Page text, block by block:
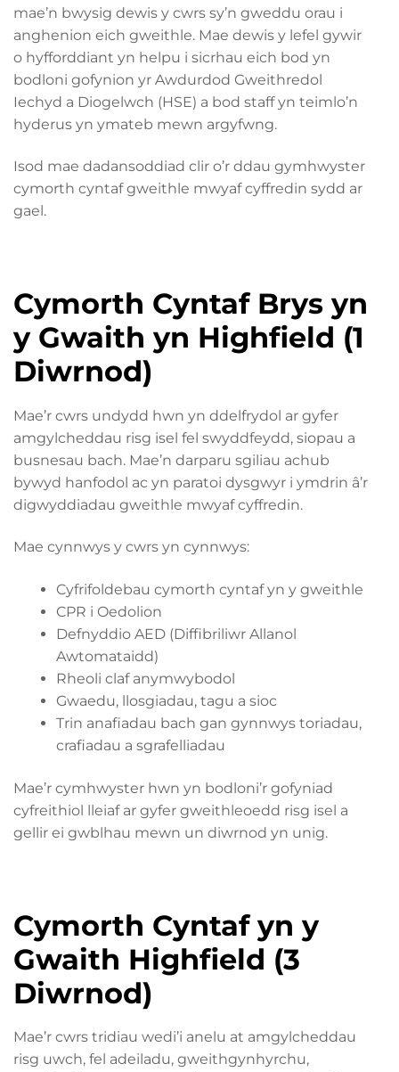
mae’n bwysig dewis y cwrs sy’n gweddu orau i
anghenion eich gweithle. Mae dewis y lefel gywir
o hyfforddiant yn helpu i sicrhau eich bod yn
bodloni gofynion yr Awdurdod Gweithredol
Iechyd a Diogelwch (HSE) a bod staff yn teimlo’n
hyderus yn ymateb mewn argyfwng.
Isod mae dadansoddiad clir o’r ddau gymhwyster
cymorth cyntaf gweithle mwyaf cyffredin sydd ar
gael.
Cymorth Cyntaf Brys yn
y Gwaith yn Highfield (1
Diwrnod)
Mae’r cwrs undydd hwn yn ddelfrydol ar gyfer
amgylcheddau risg isel fel swyddfeydd, siopau a
busnesau bach. Mae’n darparu sgiliau achub
bywyd hanfodol ac yn paratoi dysgwyr i ymdrin â’r
digwyddiadau gweithle mwyaf cyffredin.
Mae cynnwys y cwrs yn cynnwys:
Cyfrifoldebau cymorth cyntaf yn y gweithle
CPR i Oedolion
Defnyddio AED (Diffibriliwr Allanol
Awtomataidd)
Rheoli claf anymwybodol
Gwaedu, llosgiadau, tagu a sioc
Trin anafiadau bach gan gynnwys toriadau,
crafiadau a sgrafelliadau
Mae’r cymhwyster hwn yn bodloni’r gofyniad
cyfreithiol lleiaf ar gyfer gweithleoedd risg isel a
gellir ei gwblhau mewn un diwrnod yn unig.
Cymorth Cyntaf yn y
Gwaith Highfield (3
Diwrnod)
Mae’r cwrs tridiau wedi’i anelu at amgylcheddau
risg uwch, fel adeiladu, gweithgynhyrchu,